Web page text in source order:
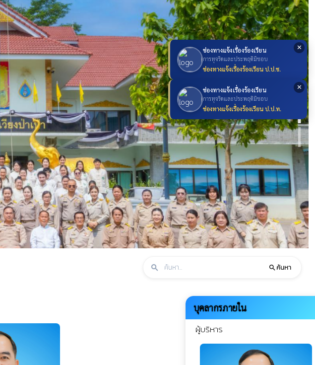
✕
ช่องทางแจ้งเรื่องร้องเรียน
การทุจริตและประพฤติมิชอบ
ช่องทางแจ้งเรื่องร้องเรียน ป.ป.ช.
✕
ช่องทางแจ้งเรื่องร้องเรียน
การทุจริตและประพฤติมิชอบ
ช่องทางแจ้งเรื่องร้องเรียน ป.ป.ท.
search search ค้นหา
บุคลากรภายใน
ผู้บริหาร